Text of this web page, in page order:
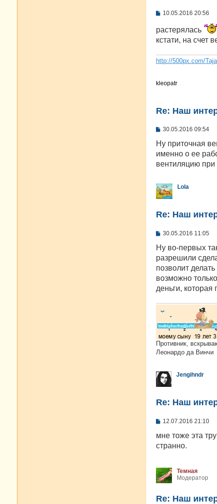
С
б
щ
н
и
10.05.2016 20:56
растерялась
кстати, на счет
http://500px.com/
kleopatr
Re: Наш
С
о
б
щ
е
е
30.05.2016 09:54
Ну приточная
именно о ее
вентиляцию
Lola
Re: Наш
С
о
б
щ
е
и
е
30.05.2016 11:05
Ну во-первых
разрешили
позволит
возможно
деньги, которая
Противник,
Леонардо да Винчи
Jengihndr
Re: Наш
С
о
щ
и
е
12.07.2016 21:10
мне тоже эта
странно.
Темная
Модератор
Re: Наш